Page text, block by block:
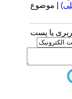
| موضوع
یا پست